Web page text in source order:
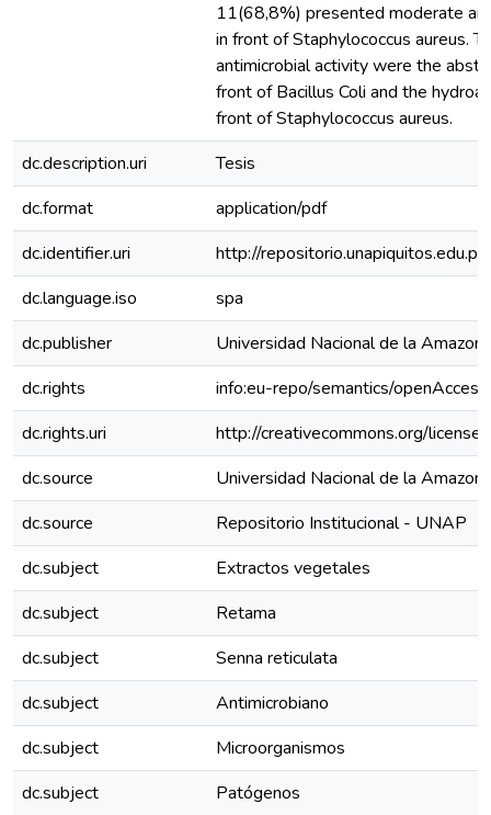
11(68,8%) presented moderate
in front of Staphylococcus aureus.
antimicrobial activity were the
front of Bacillus Coli and the
front of Staphylococcus aureus.
dc.description.uri
Tesis
dc.format
application/pdf
dc.identifier.uri
http://
dc.language.iso
spa
dc.publisher
Universidad Nacional de la
dc.rights
info:eu-repo/semantics/openAccess
dc.rights.uri
http://creativecommons.org/
dc.source
Universidad Nacional de la
dc.source
Repositorio Institucional - UNAP
dc.subject
Extractos vegetales
dc.subject
Retama
dc.subject
Senna reticulata
dc.subject
Antimicrobiano
dc.subject
Microorganismos
dc.subject
Patógenos